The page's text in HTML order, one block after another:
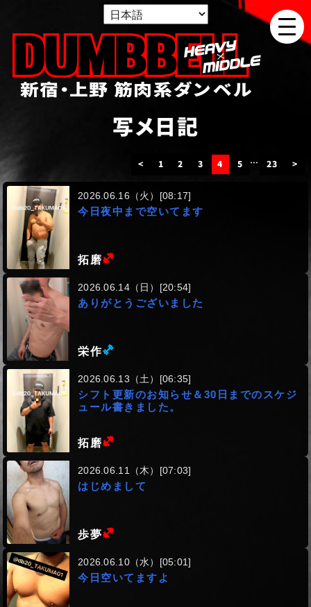
新宿・上野 筋肉系ダンベル
写メ日記
< 1 2 3 4 5 … 23 >
2026.06.16（火）[08:17]
今日夜中まで空いてます
拓磨
2026.06.14（日）[20:54]
ありがとうございました
栄作
2026.06.13（土）[06:35]
シフト更新のお知らせ＆30日までのスケジ
ュール書きました。
拓磨
2026.06.11（木）[07:03]
はじめまして
歩夢
2026.06.10（水）[05:01]
今日空いてますよ